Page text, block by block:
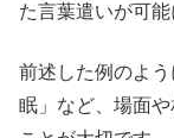
た言葉遣いが可能
前述した例のよ
眠」など、場面